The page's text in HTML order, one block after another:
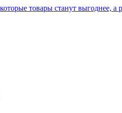
товары станут выгоднее, а